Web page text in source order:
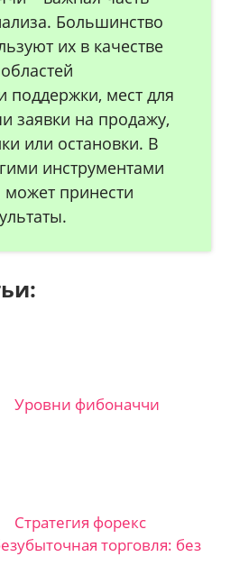
Большинство
их в качестве
поддержки, мест для
заявки на продажу,
или остановки. В
инструментами
принести
Уровни фибоначчи
Стратегия форекс
торговля: без